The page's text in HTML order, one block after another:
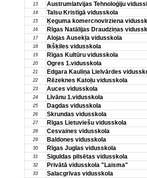
13 Austrumlatvijas Tehnoloģiju
14 Talsu Kristīgā vidusskola
15 Ķeguma komercnovirziena
16 Rīgas Natālijas Draudziņas
17 Alojas Ausekļa vidusskola
18 Ikšķiles vidusskola
19 Rīgas Kultūru vidusskola
20 Ogres 1.vidusskola
21 Edgara Kauliņa Lielvārdes
22 Rēzeknes Katoļu vidusskola
23 Auces vidusskola
24 Līvānu 1.vidusskola
25 Dagdas vidusskola
26 Skrundas vidusskola
27 Rīgas Lietuviešu vidusskola
28 Cesvaines vidusskola
29 Baldones vidusskola
30 Rīgas Juglas vidusskola
31 Siguldas pilsētas vidusskola
32 Privātā vidusskola "Laisma"
33 Salacgrīvas vidusskola